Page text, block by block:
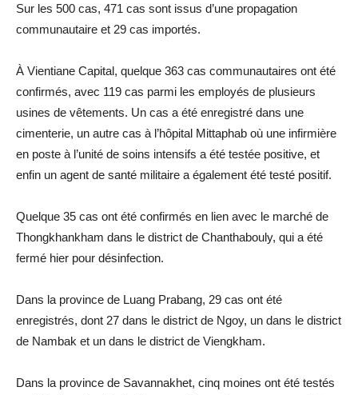
Sur les 500 cas, 471 cas sont issus d’une propagation
communautaire et 29 cas importés.
À Vientiane Capital, quelque 363 cas communautaires ont été
confirmés, avec 119 cas parmi les employés de plusieurs
usines de vêtements. Un cas a été enregistré dans une
cimenterie, un autre cas à l’hôpital Mittaphab où une infirmière
en poste à l’unité de soins intensifs a été testée positive, et
enfin un agent de santé militaire a également été testé positif.
Quelque 35 cas ont été confirmés en lien avec le marché de
Thongkhankham dans le district de Chanthabouly, qui a été
fermé hier pour désinfection.
Dans la province de Luang Prabang, 29 cas ont été
enregistrés, dont 27 dans le district de Ngoy, un dans le district
de Nambak et un dans le district de Viengkham.
Dans la province de Savannakhet, cinq moines ont été testés